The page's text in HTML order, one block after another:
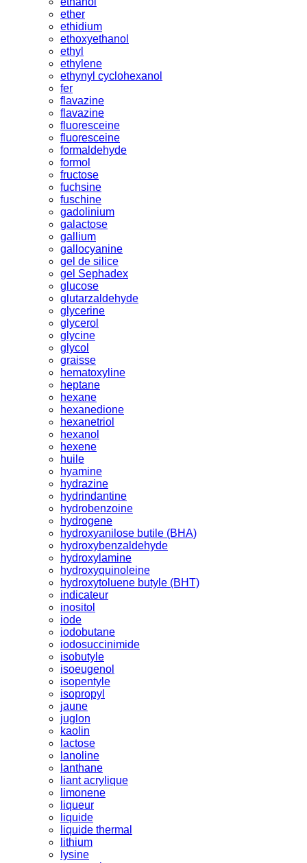
ether
ethidium
ethoxyethanol
ethyl
ethylene
ethynyl cyclohexanol
fer
flavazine
flavazine
fluoresceine
fluoresceine
formaldehyde
formol
fructose
fuchsine
fuschine
gadolinium
galactose
gallium
gallocyanine
gel de silice
gel Sephadex
glucose
glutarzaldehyde
glycerine
glycerol
glycine
glycol
graisse
hematoxyline
heptane
hexane
hexanedione
hexanetriol
hexanol
hexene
huile
hyamine
hydrazine
hydrindantine
hydrobenzoine
hydrogene
hydroxyanilose butile (BHA)
hydroxybenzaldehyde
hydroxylamine
hydroxyquinoleine
hydroxytoluene butyle (BHT)
indicateur
inositol
iode
iodobutane
iodosuccinimide
isobutyle
isoeugenol
isopentyle
isopropyl
jaune
juglon
kaolin
lactose
lanoline
lanthane
liant acrylique
limonene
liqueur
liquide
liquide thermal
lithium
lysine